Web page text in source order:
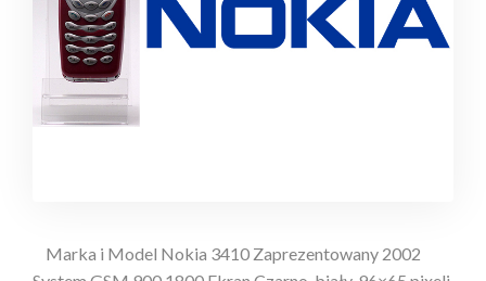
Marka i Model Nokia 3410 Zaprezentowany 2002